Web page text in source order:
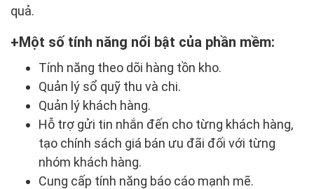
quả.
Một số tính năng nổi bật của phần mềm:
Tính năng theo dõi hàng tồn kho.
Quản lý sổ quỹ thu và chi.
Quản lý khách hàng.
Hỗ trợ gửi tin nhắn đến cho từng khách hàng,
tạo chính sách giá bán ưu đãi đối với từng
nhóm khách hàng.
Cung cấp tính năng báo cáo mạnh mẽ.